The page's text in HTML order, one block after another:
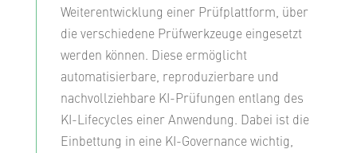
Weiterentwicklung einer Prüfplattform, über
die verschiedene Prüfwerkzeuge eingesetzt
werden können. Diese ermöglicht
automatisierbare, reproduzierbare und
nachvollziehbare KI-Prüfungen entlang des
KI-Lifecycles einer Anwendung. Dabei ist die
Einbettung in eine KI-Governance wichtig,